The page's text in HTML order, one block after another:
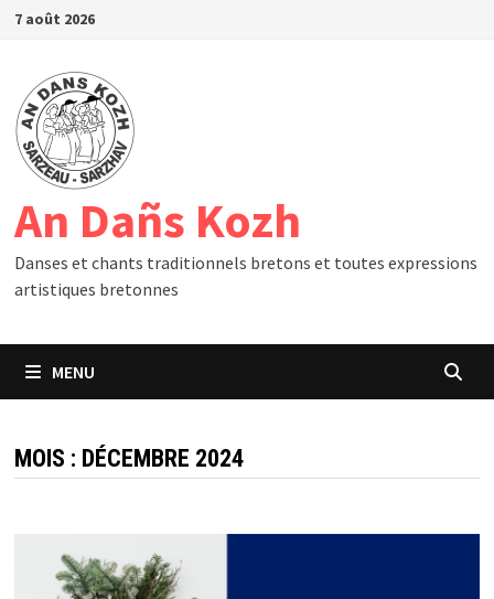
Passer
contenu
7 août 2026
An Dañs Kozh
Danses et chants traditionnels bretons et toutes expressions
artistiques bretonnes
MENU
MOIS : DÉCEMBRE 2024